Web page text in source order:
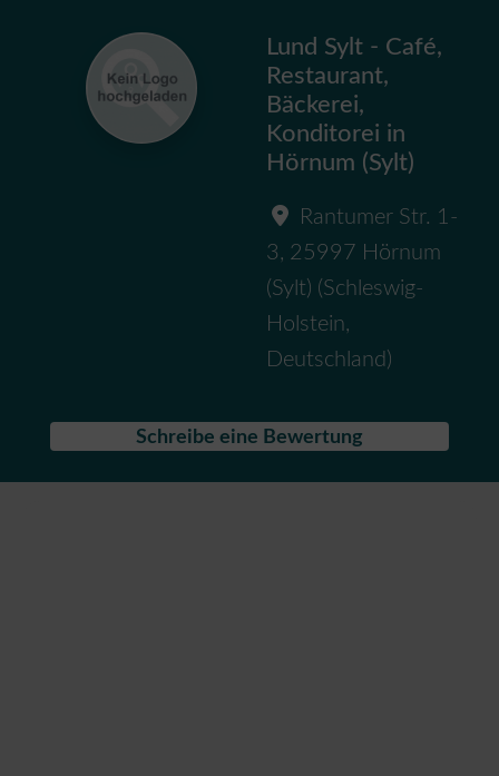
Lund Sylt - Café,
Restaurant,
Bäckerei,
Konditorei in
Hörnum (Sylt)
Rantumer Str. 1-
3, 25997 Hörnum
(Sylt) (Schleswig-
Holstein,
Deutschland )
Schreibe eine Bewertung